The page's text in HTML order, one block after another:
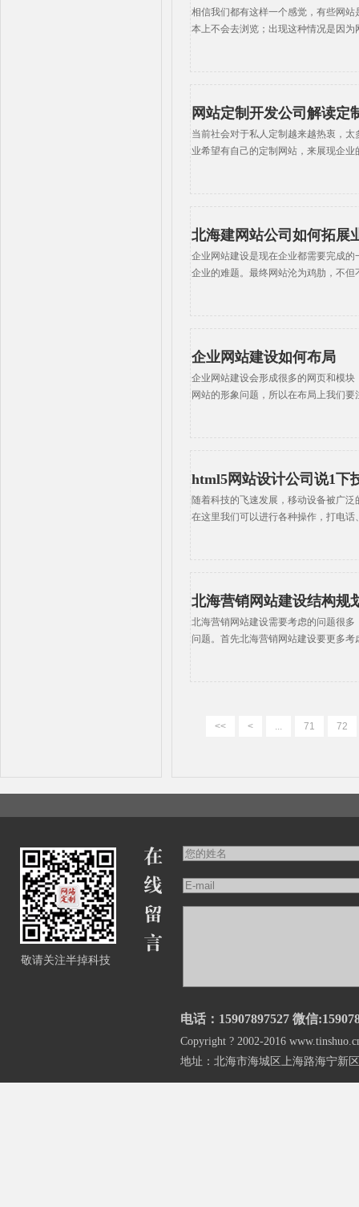
相信我们都有这样一个感觉，有些网
本上不会去浏览；出现这种情况是因
网站定制开发公司解读定
当前社会对于私人定制越来越热衷，
业希望有自己的定制网站，来展现企
北海建网站公司如何拓展
企业网站建设是现在企业都需要完成
企业的难题。最终网站沦为鸡肋，不
企业网站建设如何布局
企业网站建设会形成很多的网页和模
网站的形象问题，所以在布局上我们
html5网站设计公司说1下
随着科技的飞速发展，移动设备被广
在这里我们可以进行各种操作，打电
北海营销网站建设结构规
北海营销网站建设需要考虑的问题很
问题。首先北海营销网站建设要更多
<< < ... 71 72
敬请关注半掉科技
电话：15907897527 微信
Copyright ? 2002-2016
地址：北海市海城区上海路海宁新